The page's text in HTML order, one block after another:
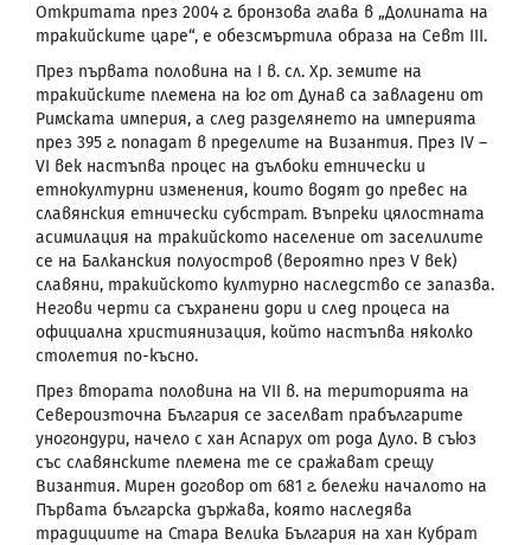
Откритата през 2004 г. бронзова глава в „Долината на
тракийските царе“, е обезсмъртила образа на Севт III.
През първата половина на I в. сл. Хр. земите на
тракийските племена на юг от Дунав са завладени от
Римската империя, а след разделянето на империята
през 395 г. попадат в пределите на Византия. През IV –
VI век настъпва процес на дълбоки етнически и
етнокултурни изменения, които водят до превес на
славянския етнически субстрат. Въпреки цялостната
асимилация на тракийското население от заселилите
се на Балканския полуостров (вероятно през V век)
славяни, тракийското културно наследство се запазва.
Негови черти са съхранени дори и след процеса на
официална християнизация, който настъпва няколко
столетия по-късно.
През втората половина на VII в. на територията на
Североизточна България се заселват прабългарите
уногондури, начело с хан Аспарух от рода Дуло. В съюз
със славянските племена те се сражават срещу
Византия. Мирен договор от 681 г. бележи началото на
Първата българска държава, която наследява
традициите на Стара Велика България на хан Кубрат